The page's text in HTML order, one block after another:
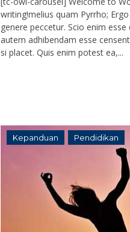
writing!melius quam Pyrrho;
genere peccetur. Scio enim
autem adhibendam esse
si placet. Quis enim potest ea,...
Kepanduan Pendidikan